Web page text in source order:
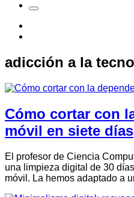
adicción a la
Cómo cortar con
móvil en siete días
El profesor de Ciencia
una limpieza digital de 30
móvil. La hemos adaptado a